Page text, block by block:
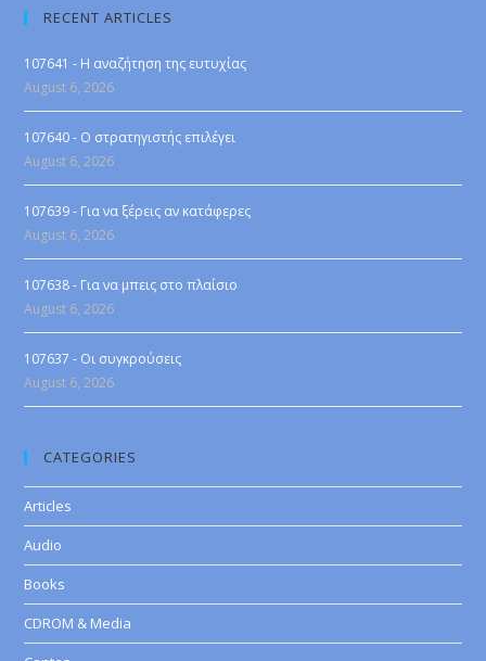
RECENT ARTICLES
107641 - Η αναζήτηση της ευτυχίας
August 6, 2026
107640 - Ο στρατηγιστής επιλέγει
August 6, 2026
107639 - Για να ξέρεις αν κατάφερες
August 6, 2026
107638 - Για να μπεις στο πλαίσιο
August 6, 2026
107637 - Οι συγκρούσεις
August 6, 2026
CATEGORIES
Articles
Audio
Books
CDROM & Media